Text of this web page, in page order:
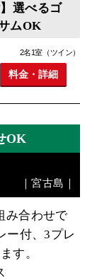
選べるゴ
ムOK
2名1室（ツイン）
料金・詳細
OK
｜宮古島｜
み合わせで
ー付、3プレ
す。